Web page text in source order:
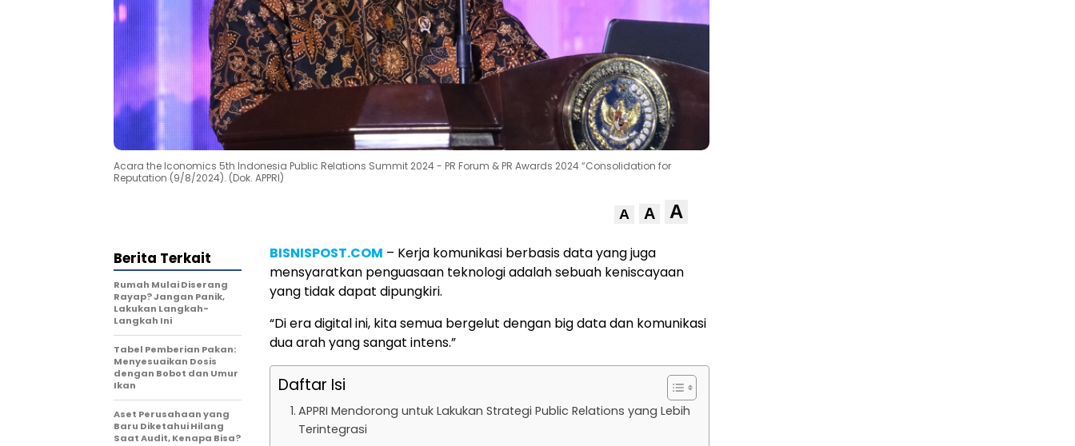
Acara the Iconomics 5th Indonesia Public Relations Summit 2024 - PR Forum & PR Awards 2024 “Consolidation for
Reputation (9/8/2024). (Dok. APPRI)
A A A
BISNISPOST.COM – Kerja komunikasi berbasis data yang juga
mensyaratkan penguasaan teknologi adalah sebuah keniscayaan
yang tidak dapat dipungkiri.
“Di era digital ini, kita semua bergelut dengan big data dan komunikasi
dua arah yang sangat intens.”
Daftar Isi
APPRI Mendorong untuk Lakukan Strategi Public Relations yang Lebih
Terintegrasi
Berita Terkait
Rumah Mulai Diserang
Rayap? Jangan Panik,
Lakukan Langkah-
Langkah Ini
Tabel Pemberian Pakan:
Menyesuaikan Dosis
dengan Bobot dan Umur
Ikan
Aset Perusahaan yang
Baru Diketahui Hilang
Saat Audit, Kenapa Bisa?